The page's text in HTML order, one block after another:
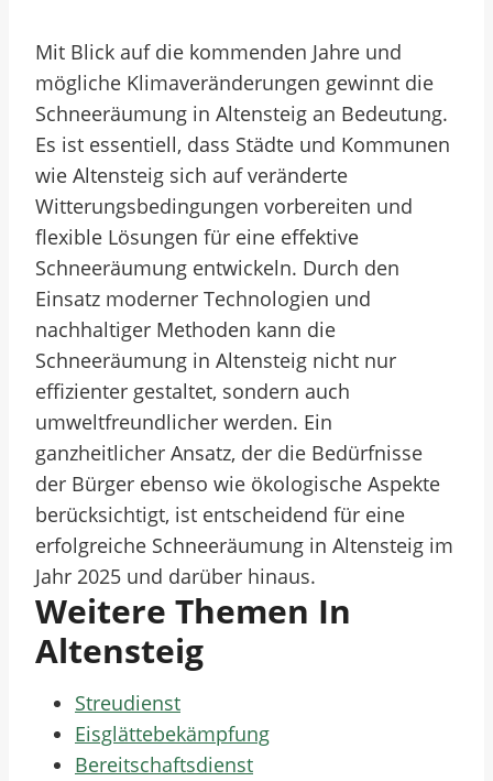
Mit Blick auf die kommenden Jahre und
mögliche Klimaveränderungen gewinnt die
Schneeräumung in Altensteig an Bedeutung.
Es ist essentiell, dass Städte und Kommunen
wie Altensteig sich auf veränderte
Witterungsbedingungen vorbereiten und
flexible Lösungen für eine effektive
Schneeräumung entwickeln. Durch den
Einsatz moderner Technologien und
nachhaltiger Methoden kann die
Schneeräumung in Altensteig nicht nur
effizienter gestaltet, sondern auch
umweltfreundlicher werden. Ein
ganzheitlicher Ansatz, der die Bedürfnisse
der Bürger ebenso wie ökologische Aspekte
berücksichtigt, ist entscheidend für eine
erfolgreiche Schneeräumung in Altensteig im
Jahr 2025 und darüber hinaus.
Weitere Themen In
Altensteig
Streudienst
Eisglättebekämpfung
Bereitschaftsdienst